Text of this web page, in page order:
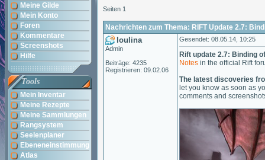
Meine Gilde
Mein Konto
Foren
Kommentare
Screenshots
Hilfe
Tools
Mein Inventar
Meine Rezepte
Meine Sammlungen
Rangsystem
Seelenplaner
Ebeneneinstimmung
Atlas
Seiten 1
Nachrichten zum Thema: RIFT Update 2.7:
loulina
Admin
Beiträge: 4235
Registrieren: 09.02.06
Gesendet: 08.05.14, 10:25
Rift update 2.7: Binding
Notes in the official Rift
The latest discoveries
let you know as soon as
comments and